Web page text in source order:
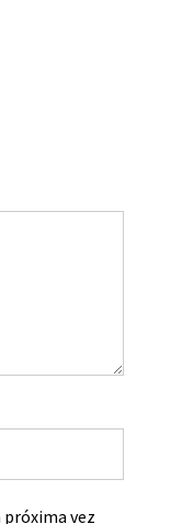
vez